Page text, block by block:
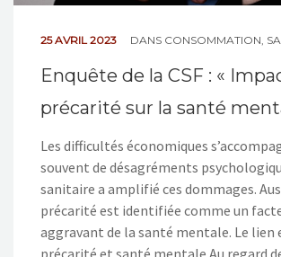
25 AVRIL 2023 DANS CONSOMMATION,
Enquête de la CSF : «
précarité sur la santé
Les difficultés économiques
souvent de désagréments
sanitaire a amplifié ces dommages.
précarité est identifiée comme un
aggravant de la santé mentale. Le lien